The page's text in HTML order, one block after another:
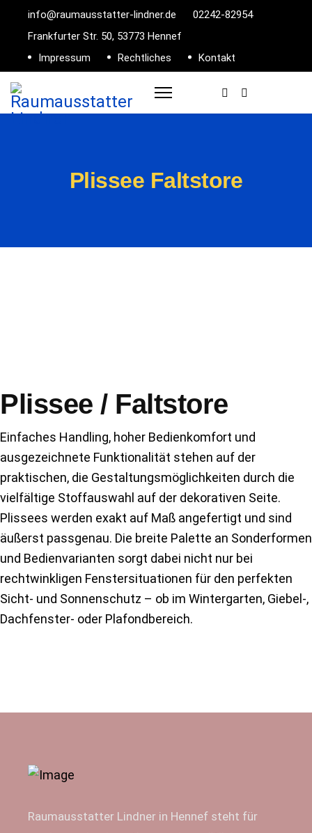
info@raumausstatter-lindner.de
02242-82954
Frankfurter Str. 50, 53773 Hennef
Impressum
Rechtliches Kontakt
Plissee Faltstore
Plissee / Faltstore
Einfaches Handling, hoher Bedienkomfort und
ausgezeichnete Funktionalität stehen auf der
praktischen, die Gestaltungsmöglichkeiten durch die
vielfältige Stoffauswahl auf der dekorativen Seite.
Plissees werden exakt auf Maß angefertigt und sind
äußerst passgenau. Die breite Palette an Sonderformen
und Bedienvarianten sorgt dabei nicht nur bei
rechtwinkligen Fenstersituationen für den perfekten
Sicht- und Sonnenschutz – ob im Wintergarten, Giebel-,
Dachfenster- oder Plafondbereich.
Raumausstatter Lindner in Hennef steht für